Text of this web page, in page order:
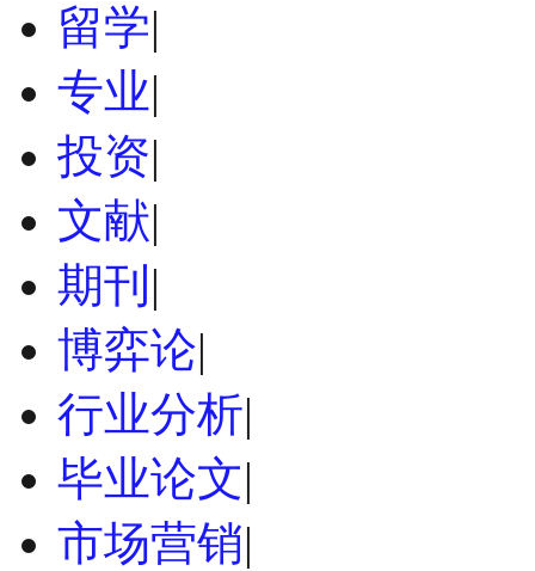
留学|
专业|
投资|
文献|
期刊 |
博弈论|
行业分析|
毕业论文|
市场营销|